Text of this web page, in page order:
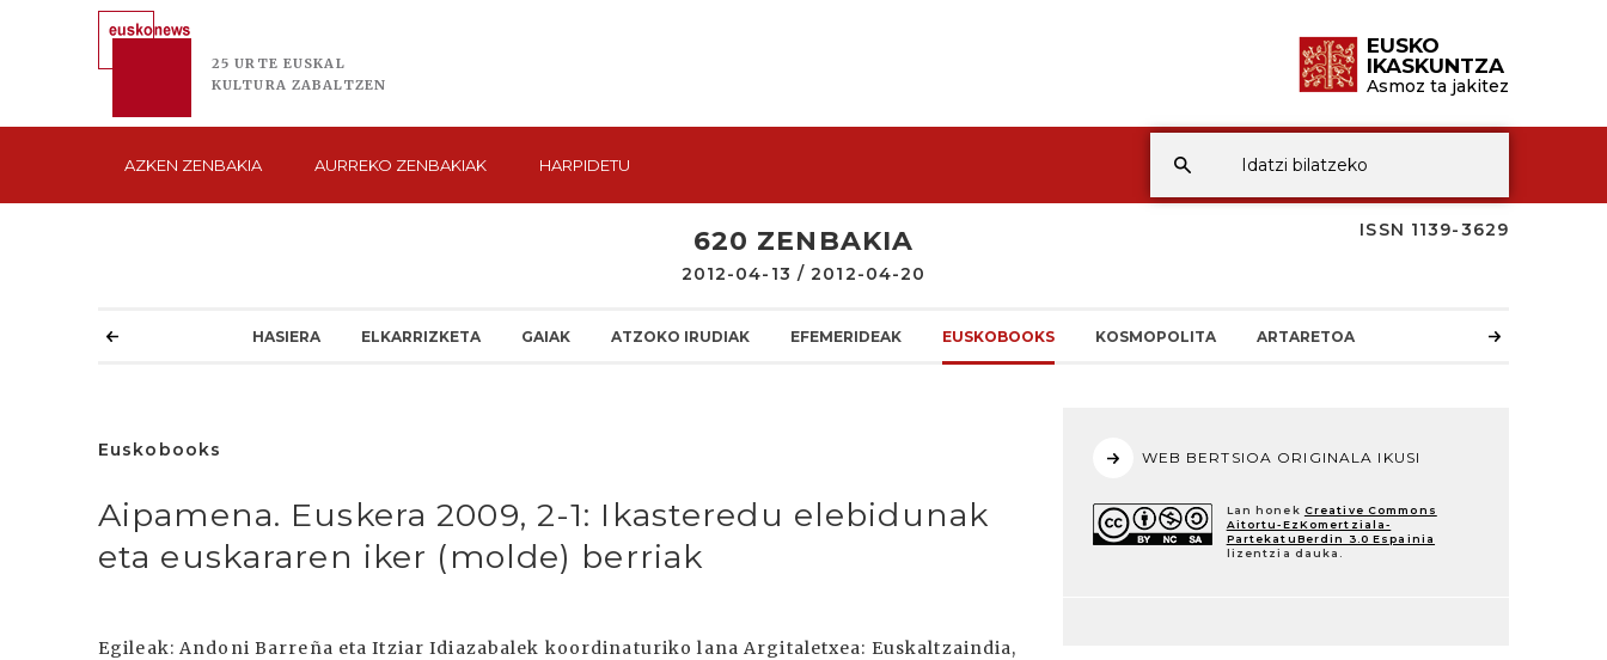
25 URTE EUSKAL
KULTURA ZABALTZEN
EUSKO
IKASKUNTZA
Asmoz ta jakitez
AZKEN ZENBAKIA AURREKO ZENBAKIAK HARPIDETU
ISSN 1139-3629
620 ZENBAKIA
2012-04-13 / 2012-04-20
HASIERA ELKARRIZKETA GAIAK ATZOKO IRUDIAK EFEMERIDEAK EUSKOBOOKS KOSMOPOLITA ARTARETOA
Euskobooks
Aipamena. Euskera 2009, 2-1: Ikasteredu elebidunak
eta euskararen iker (molde) berriak
Egileak: Andoni Barreña eta Itziar Idiazabalek koordinaturiko lana Argitaletxea: Euskaltzaindia,
WEB BERTSIOA ORIGINALA IKUSI
Lan honek Creative Commons
Aitortu-EzKomertziala-
PartekatuBerdin 3.0 Espainia
lizentzia dauka.